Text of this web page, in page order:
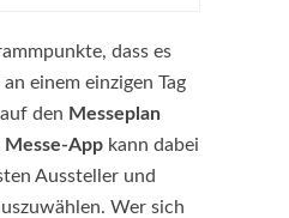
dass es
einem einzigen Tag
den Messeplan
App kann dabei
Aussteller und
Wer sich